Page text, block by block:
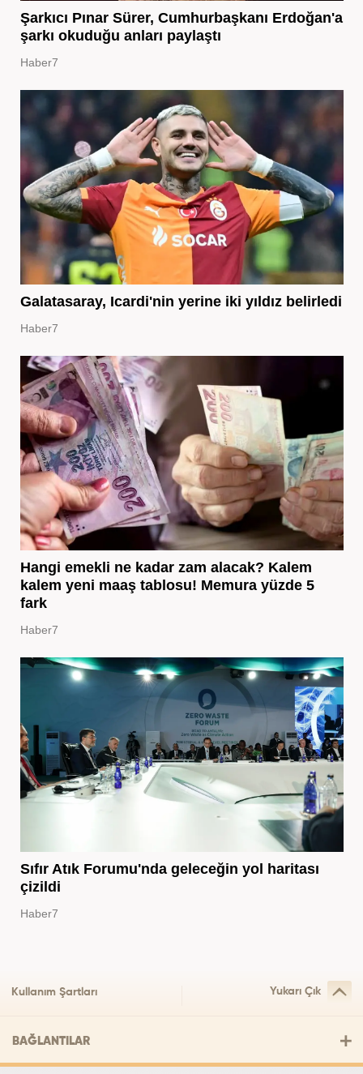
Şarkıcı Pınar Sürer, Cumhurbaşkanı Erdoğan'a
şarkı okuduğu anları paylaştı
Haber7
Galatasaray, Icardi'nin yerine iki yıldız belirledi
Haber7
Hangi emekli ne kadar zam alacak? Kalem
kalem yeni maaş tablosu! Memura yüzde 5
fark
Haber7
Sıfır Atık Forumu'nda geleceğin yol haritası
çizildi
Haber7
Kullanım Şartları Yukarı Çık
BAĞLANTILAR